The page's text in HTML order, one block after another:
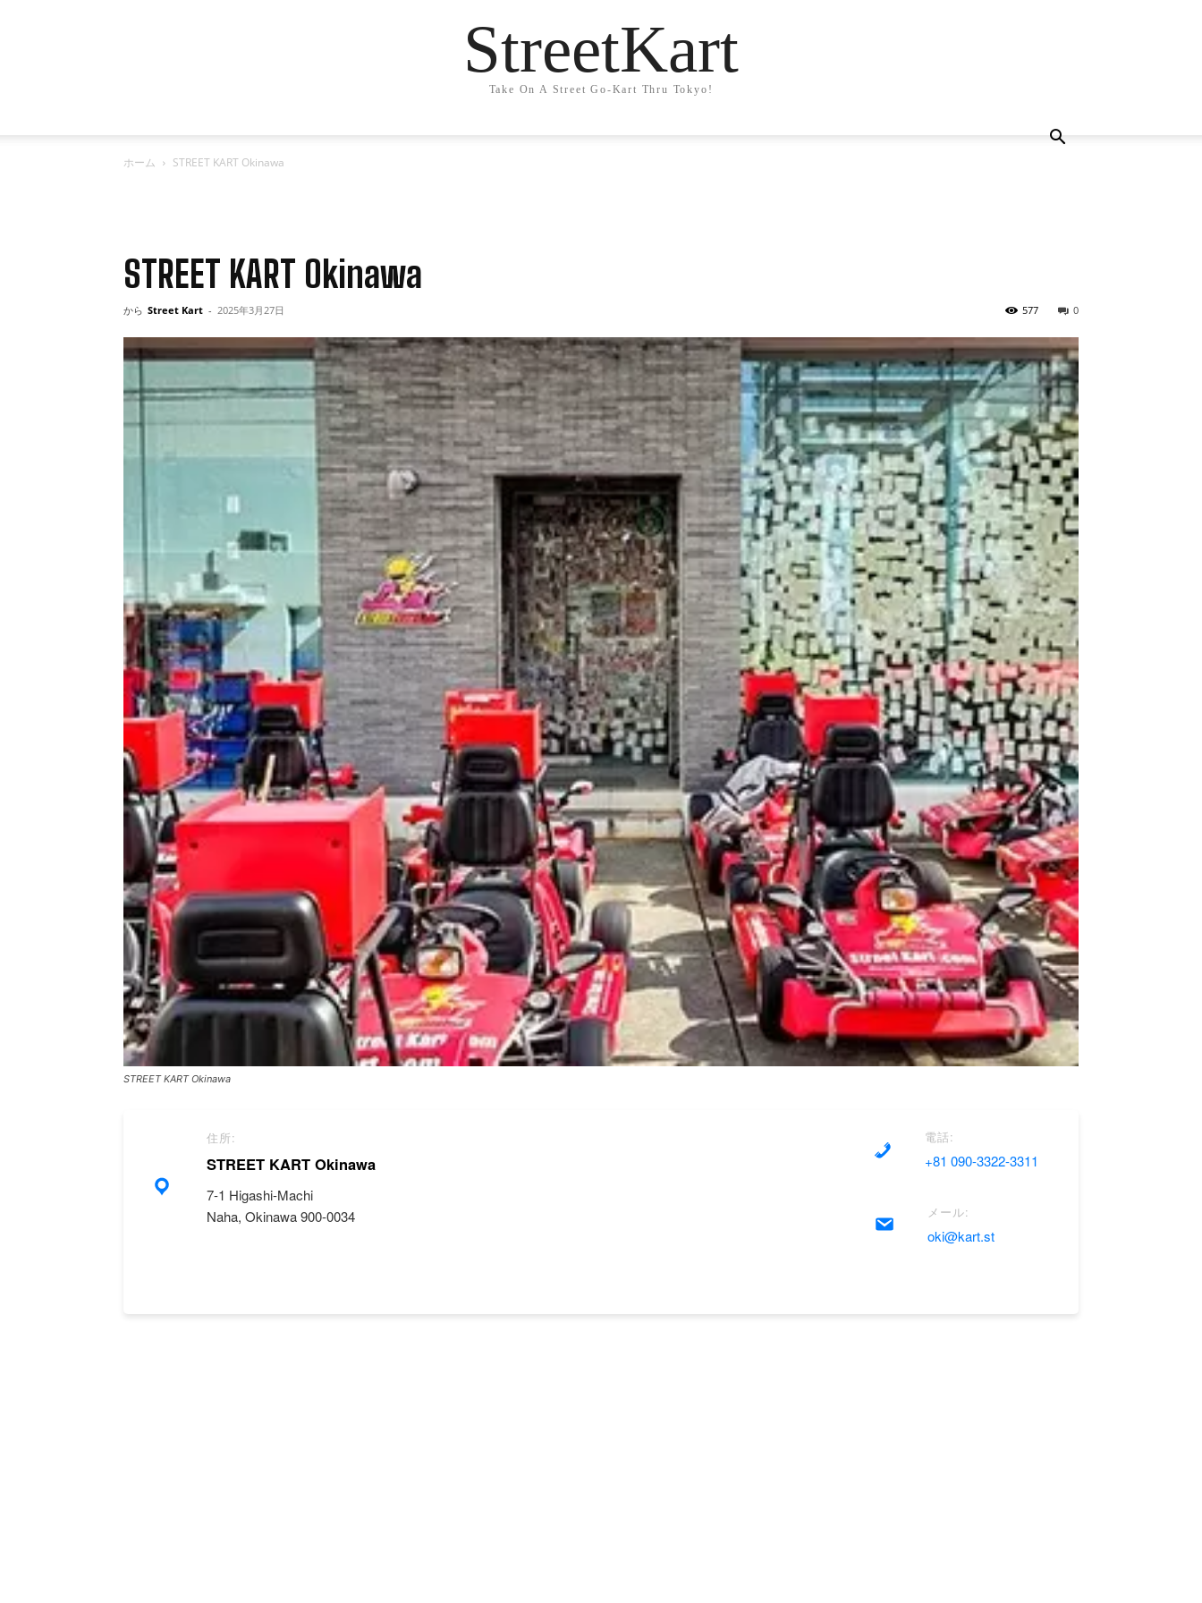
StreetKart
Take On A Street Go-Kart Thru Tokyo!
ホーム STREET KART Okinawa
STREET KART Okinawa
から Street Kart - 2025年3月27日 0
577
STREET KART Okinawa
住所:
STREET KART Okinawa
7-1 Higashi-Machi
Naha, Okinawa 900-0034
電話:
+81 090-3322-3311
メール:
oki@kart.st